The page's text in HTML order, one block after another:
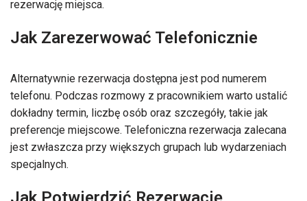
rezerwację miejsca.
Jak Zarezerwować Telefonicznie
Alternatywnie rezerwacja dostępna jest pod numerem
telefonu. Podczas rozmowy z pracownikiem warto ustalić
dokładny termin, liczbę osób oraz szczegóły, takie jak
preferencje miejscowe. Telefoniczna rezerwacja zalecana
jest zwłaszcza przy większych grupach lub wydarzeniach
specjalnych.